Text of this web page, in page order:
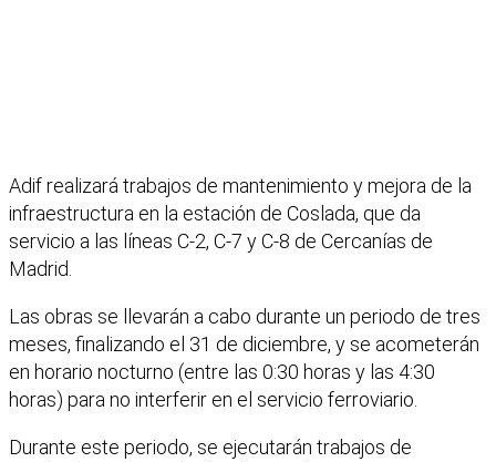
Adif realizará trabajos de mantenimiento y mejora de la
infraestructura en la estación de Coslada, que da
servicio a las líneas C-2, C-7 y C-8 de Cercanías de
Madrid.
Las obras se llevarán a cabo durante un periodo de tres
meses, finalizando el 31 de diciembre, y se acometerán
en horario nocturno (entre las 0:30 horas y las 4:30
horas) para no interferir en el servicio ferroviario.
Durante este periodo, se ejecutarán trabajos de